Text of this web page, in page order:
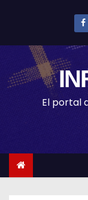
t
e
El portal